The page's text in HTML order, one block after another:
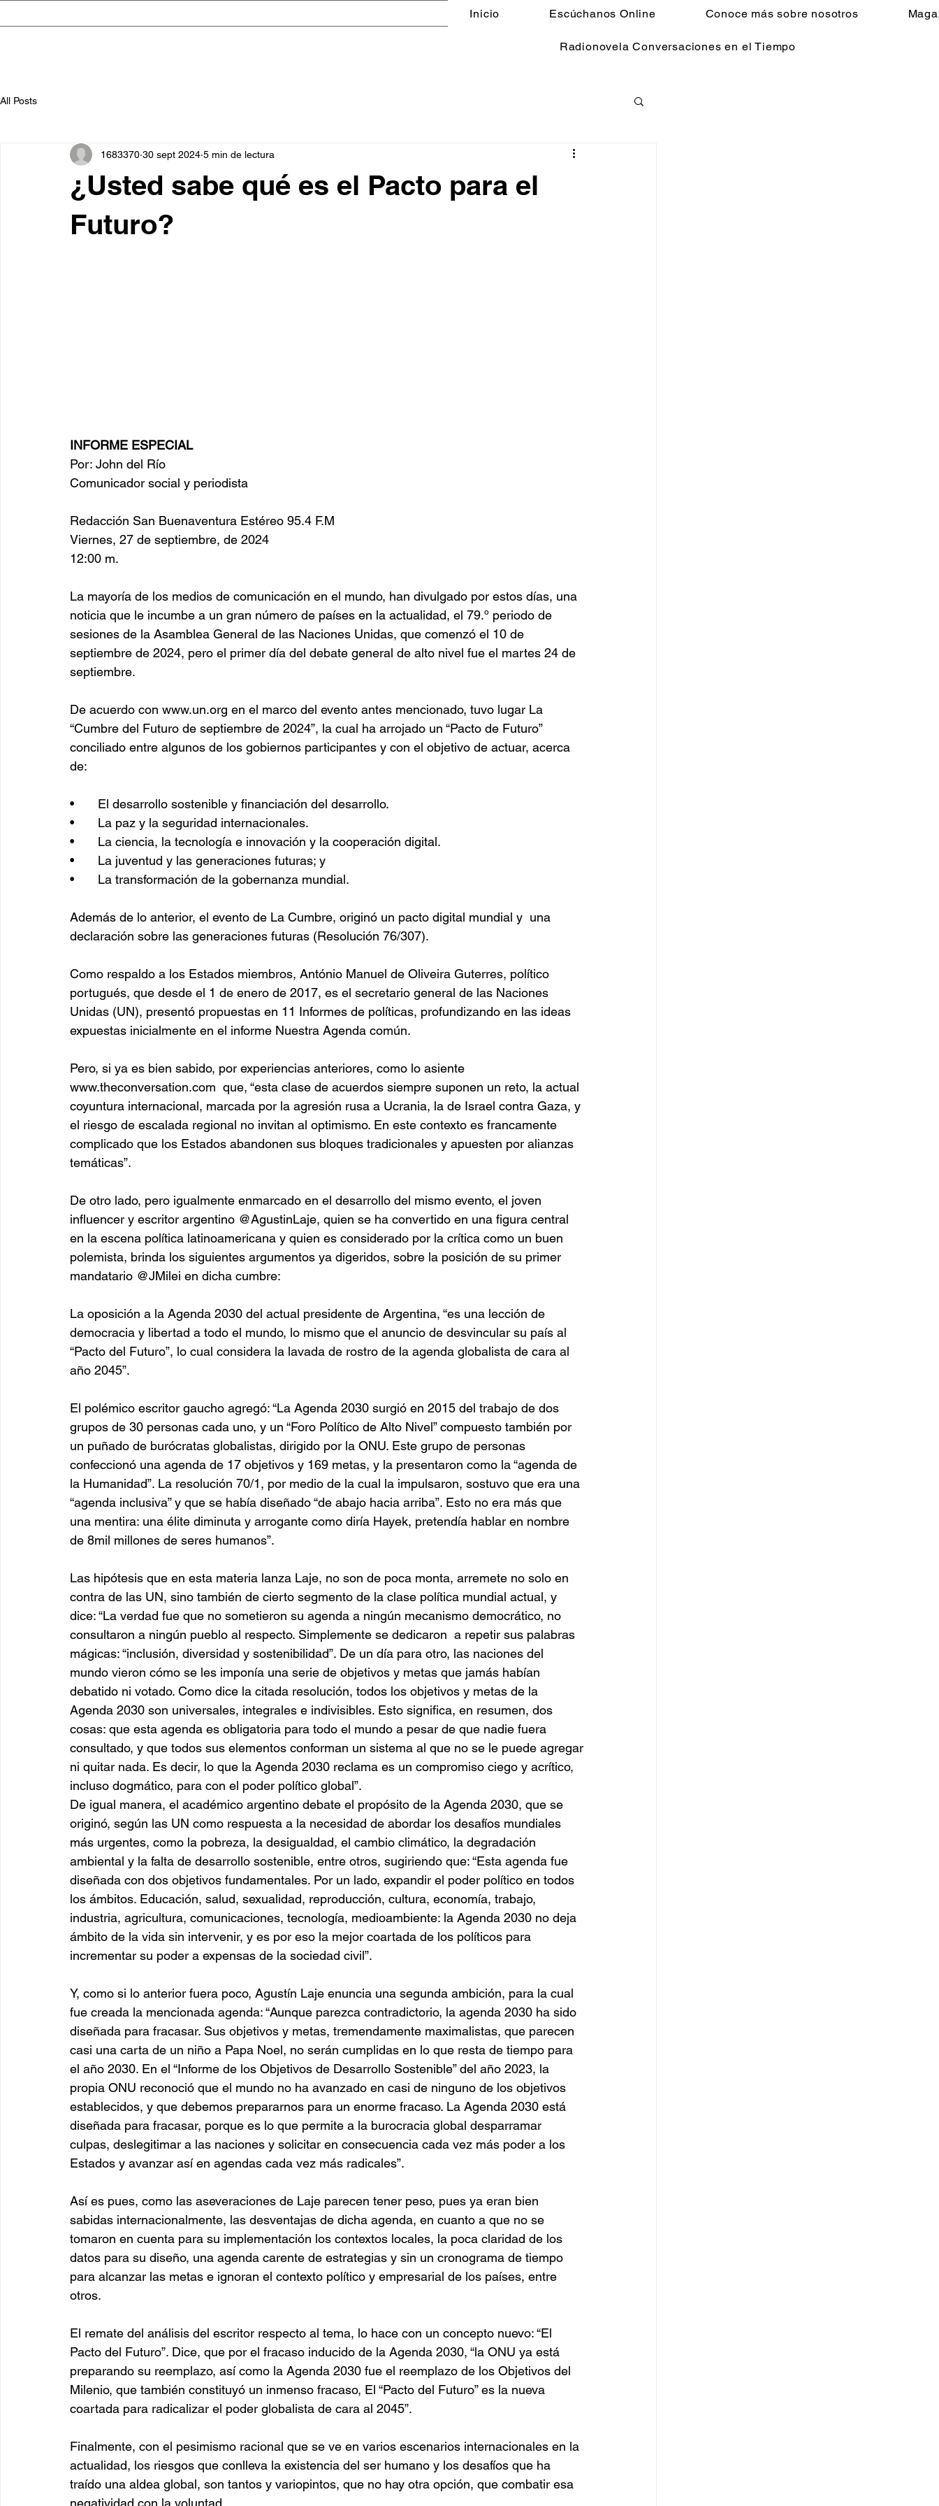
Inicio Escúchanos Online Conoce más sobre nosotros
Radionovela Conversaciones en el Tiempo
All Posts
¿Usted sabe qué es el Pacto para el
Futuro?
1683370 30 sept 2024 5 min de lectura
INFORME ESPECIAL
Por: John del Río
Comunicador social y periodista
Redacción San Buenaventura Estéreo 95.4 F.M
Viernes, 27 de septiembre, de 2024
12:00 m.
La mayoría de los medios de comunicación en el mundo, han divulgado por estos días, una
noticia que le incumbe a un gran número de países en la actualidad, el 79.º periodo de
sesiones de la Asamblea General de las Naciones Unidas, que comenzó el 10 de
septiembre de 2024, pero el primer día del debate general de alto nivel fue el martes 24 de
septiembre.
De acuerdo con www.un.org en el marco del evento antes mencionado, tuvo lugar La
“Cumbre del Futuro de septiembre de 2024”, la cual ha arrojado un “Pacto de Futuro”
conciliado entre algunos de los gobiernos participantes y con el objetivo de actuar, acerca
de:
•	El desarrollo sostenible y financiación del desarrollo.
•	La paz y la seguridad internacionales.
•	La ciencia, la tecnología e innovación y la cooperación digital.
•	La juventud y las generaciones futuras; y
•	La transformación de la gobernanza mundial.
Además de lo anterior, el evento de La Cumbre, originó un pacto digital mundial y  una
declaración sobre las generaciones futuras (Resolución 76/307).
Como respaldo a los Estados miembros, António Manuel de Oliveira Guterres, político
portugués, que desde el 1 de enero de 2017, es el secretario general de las Naciones
Unidas (UN), presentó propuestas en 11 Informes de políticas, profundizando en las ideas
expuestas inicialmente en el informe Nuestra Agenda común.
Pero, si ya es bien sabido, por experiencias anteriores, como lo asiente
www.theconversation.com  que, “esta clase de acuerdos siempre suponen un reto, la actual
coyuntura internacional, marcada por la agresión rusa a Ucrania, la de Israel contra Gaza, y
el riesgo de escalada regional no invitan al optimismo. En este contexto es francamente
complicado que los Estados abandonen sus bloques tradicionales y apuesten por alianzas
temáticas”.
De otro lado, pero igualmente enmarcado en el desarrollo del mismo evento, el joven
influencer y escritor argentino @AgustinLaje, quien se ha convertido en una figura central
en la escena política latinoamericana y quien es considerado por la crítica como un buen
polemista, brinda los siguientes argumentos ya digeridos, sobre la posición de su primer
mandatario @JMilei en dicha cumbre:
La oposición a la Agenda 2030 del actual presidente de Argentina, “es una lección de
democracia y libertad a todo el mundo, lo mismo que el anuncio de desvincular su país al
“Pacto del Futuro”, lo cual considera la lavada de rostro de la agenda globalista de cara al
año 2045”.
El polémico escritor gaucho agregó: “La Agenda 2030 surgió en 2015 del trabajo de dos
grupos de 30 personas cada uno, y un “Foro Político de Alto Nivel” compuesto también por
un puñado de burócratas globalistas, dirigido por la ONU. Este grupo de personas
confeccionó una agenda de 17 objetivos y 169 metas, y la presentaron como la “agenda de
la Humanidad”. La resolución 70/1, por medio de la cual la impulsaron, sostuvo que era una
“agenda inclusiva” y que se había diseñado “de abajo hacia arriba”. Esto no era más que
una mentira: una élite diminuta y arrogante como diría Hayek, pretendía hablar en nombre
de 8mil millones de seres humanos”.
Las hipótesis que en esta materia lanza Laje, no son de poca monta, arremete no solo en
contra de las UN, sino también de cierto segmento de la clase política mundial actual, y
dice: “La verdad fue que no sometieron su agenda a ningún mecanismo democrático, no
consultaron a ningún pueblo al respecto. Simplemente se dedicaron  a repetir sus palabras
mágicas: “inclusión, diversidad y sostenibilidad”. De un día para otro, las naciones del
mundo vieron cómo se les imponía una serie de objetivos y metas que jamás habían
debatido ni votado. Como dice la citada resolución, todos los objetivos y metas de la
Agenda 2030 son universales, integrales e indivisibles. Esto significa, en resumen, dos
cosas: que esta agenda es obligatoria para todo el mundo a pesar de que nadie fuera
consultado, y que todos sus elementos conforman un sistema al que no se le puede agregar
ni quitar nada. Es decir, lo que la Agenda 2030 reclama es un compromiso ciego y acrítico,
incluso dogmático, para con el poder político global”.
De igual manera, el académico argentino debate el propósito de la Agenda 2030, que se
originó, según las UN como respuesta a la necesidad de abordar los desafíos mundiales
más urgentes, como la pobreza, la desigualdad, el cambio climático, la degradación
ambiental y la falta de desarrollo sostenible, entre otros, sugiriendo que: “Esta agenda fue
diseñada con dos objetivos fundamentales. Por un lado, expandir el poder político en todos
los ámbitos. Educación, salud, sexualidad, reproducción, cultura, economía, trabajo,
industria, agricultura, comunicaciones, tecnología, medioambiente: la Agenda 2030 no deja
ámbito de la vida sin intervenir, y es por eso la mejor coartada de los políticos para
incrementar su poder a expensas de la sociedad civil”.
Y, como si lo anterior fuera poco, Agustín Laje enuncia una segunda ambición, para la cual
fue creada la mencionada agenda: “Aunque parezca contradictorio, la agenda 2030 ha sido
diseñada para fracasar. Sus objetivos y metas, tremendamente maximalistas, que parecen
casi una carta de un niño a Papa Noel, no serán cumplidas en lo que resta de tiempo para
el año 2030. En el “Informe de los Objetivos de Desarrollo Sostenible” del año 2023, la
propia ONU reconoció que el mundo no ha avanzado en casi de ninguno de los objetivos
establecidos, y que debemos prepararnos para un enorme fracaso. La Agenda 2030 está
diseñada para fracasar, porque es lo que permite a la burocracia global desparramar
culpas, deslegitimar a las naciones y solicitar en consecuencia cada vez más poder a los
Estados y avanzar así en agendas cada vez más radicales”.
Así es pues, como las aseveraciones de Laje parecen tener peso, pues ya eran bien
sabidas internacionalmente, las desventajas de dicha agenda, en cuanto a que no se
tomaron en cuenta para su implementación los contextos locales, la poca claridad de los
datos para su diseño, una agenda carente de estrategias y sin un cronograma de tiempo
para alcanzar las metas e ignoran el contexto político y empresarial de los países, entre
otros.
El remate del análisis del escritor respecto al tema, lo hace con un concepto nuevo: “El
Pacto del Futuro”. Dice, que por el fracaso inducido de la Agenda 2030, “la ONU ya está
preparando su reemplazo, así como la Agenda 2030 fue el reemplazo de los Objetivos del
Milenio, que también constituyó un inmenso fracaso, El “Pacto del Futuro” es la nueva
coartada para radicalizar el poder globalista de cara al 2045”.
Finalmente, con el pesimismo racional que se ve en varios escenarios internacionales en la
actualidad, los riesgos que conlleva la existencia del ser humano y los desafíos que ha
traído una aldea global, son tantos y variopintos, que no hay otra opción, que combatir esa
negatividad con la voluntad.